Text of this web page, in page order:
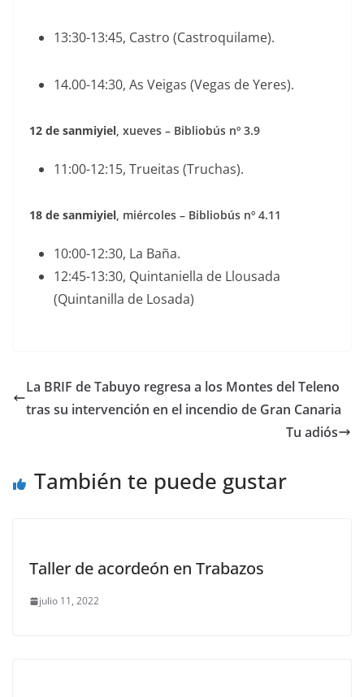
13:30-13:45, Castro (Castroquilame).
14.00-14:30, As Veigas (Vegas de Yeres).
12 de sanmiyiel, xueves – Bibliobús nº 3.9
11:00-12:15, Trueitas (Truchas).
18 de sanmiyiel, miércoles – Bibliobús nº 4.11
10:00-12:30, La Baña.
12:45-13:30, Quintaniella de Llousada
(Quintanilla de Losada)
La BRIF de Tabuyo regresa a los Montes del Teleno
tras su intervención en el incendio de Gran Canaria
Tu adiós
También te puede gustar
Taller de acordeón en Trabazos
julio 11, 2022